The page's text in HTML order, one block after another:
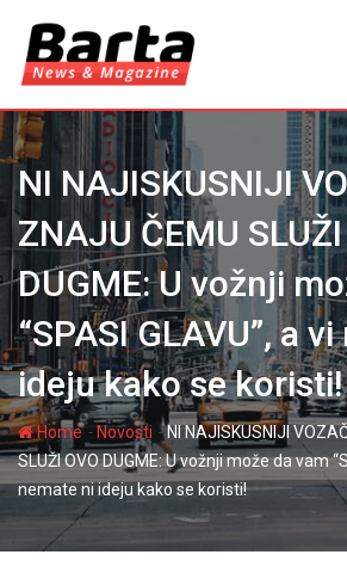
content
NI NAJISKUSNIJI
ZNAJU ČEMU SLUŽI
DUGME: U vožnji
“SPASI GLAVU”, a
ideju kako se koristi!
Home-Novosti -NI NAJISKUSNIJI
SLUŽI OVO DUGME: U vožnji može da vam
nemate ni ideju kako se koristi!